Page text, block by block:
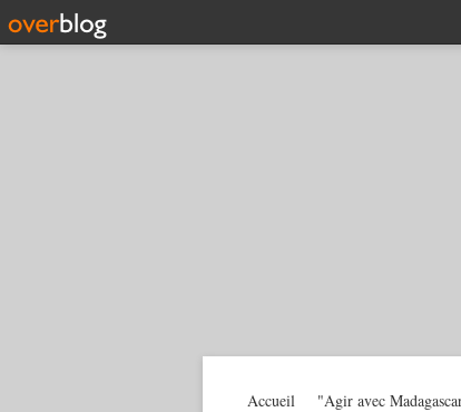
Accueil "Agir avec